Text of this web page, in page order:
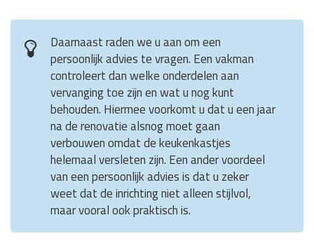
Daarnaast raden we u aan om een
persoonlijk advies te vragen. Een vakman
controleert dan welke onderdelen aan
vervanging toe zijn en wat u nog kunt
behouden. Hiermee voorkomt u dat u een jaar
na de renovatie alsnog moet gaan
verbouwen omdat de keukenkastjes
helemaal versleten zijn. Een ander voordeel
van een persoonlijk advies is dat u zeker
weet dat de inrichting niet alleen stijlvol,
maar vooral ook praktisch is.